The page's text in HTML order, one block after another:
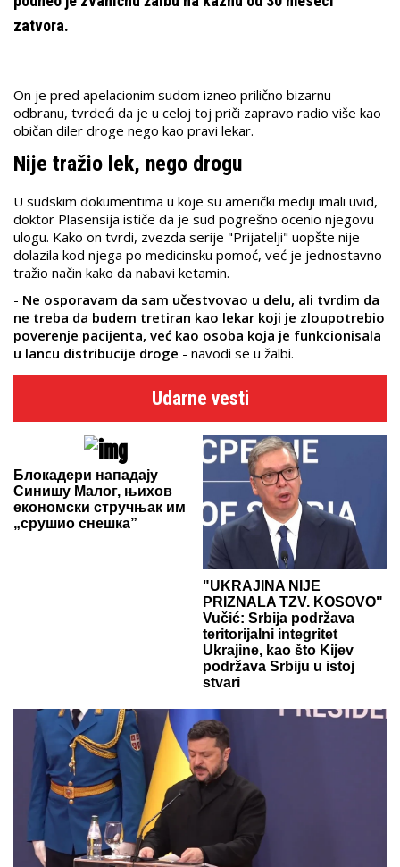
zatvora.
On je pred apelacionim sudom izneo prilično bizarnu
odbranu, tvrdeći da je u celoj toj priči zapravo radio više kao
običan diler droge nego kao pravi lekar.
Nije tražio lek, nego drogu
U sudskim dokumentima u koje su američki mediji imali uvid,
doktor Plasensija ističe da je sud pogrešno ocenio njegovu
ulogu. Kako on tvrdi, zvezda serije "Prijatelji" uopšte nije
dolazila kod njega po medicinsku pomoć, već je jednostavno
tražio način kako da nabavi ketamin.
- Ne osporavam da sam učestvovao u delu, ali tvrdim da
ne treba da budem tretiran kao lekar koji je zloupotrebio
poverenje pacijenta, već kao osoba koja je funkcionisala
u lancu distribucije droge - navodi se u žalbi.
Udarne vesti
Блокадери нападају
Синишу Малог, њихов
економски стручњак им
„срушио снешка”
"UKRAJINA NIJE
PRIZNALA TZV. KOSOVO"
Vučić: Srbija podržava
teritorijalni integritet
Ukrajine, kao što Kijev
podržava Srbiju u istoj
stvari